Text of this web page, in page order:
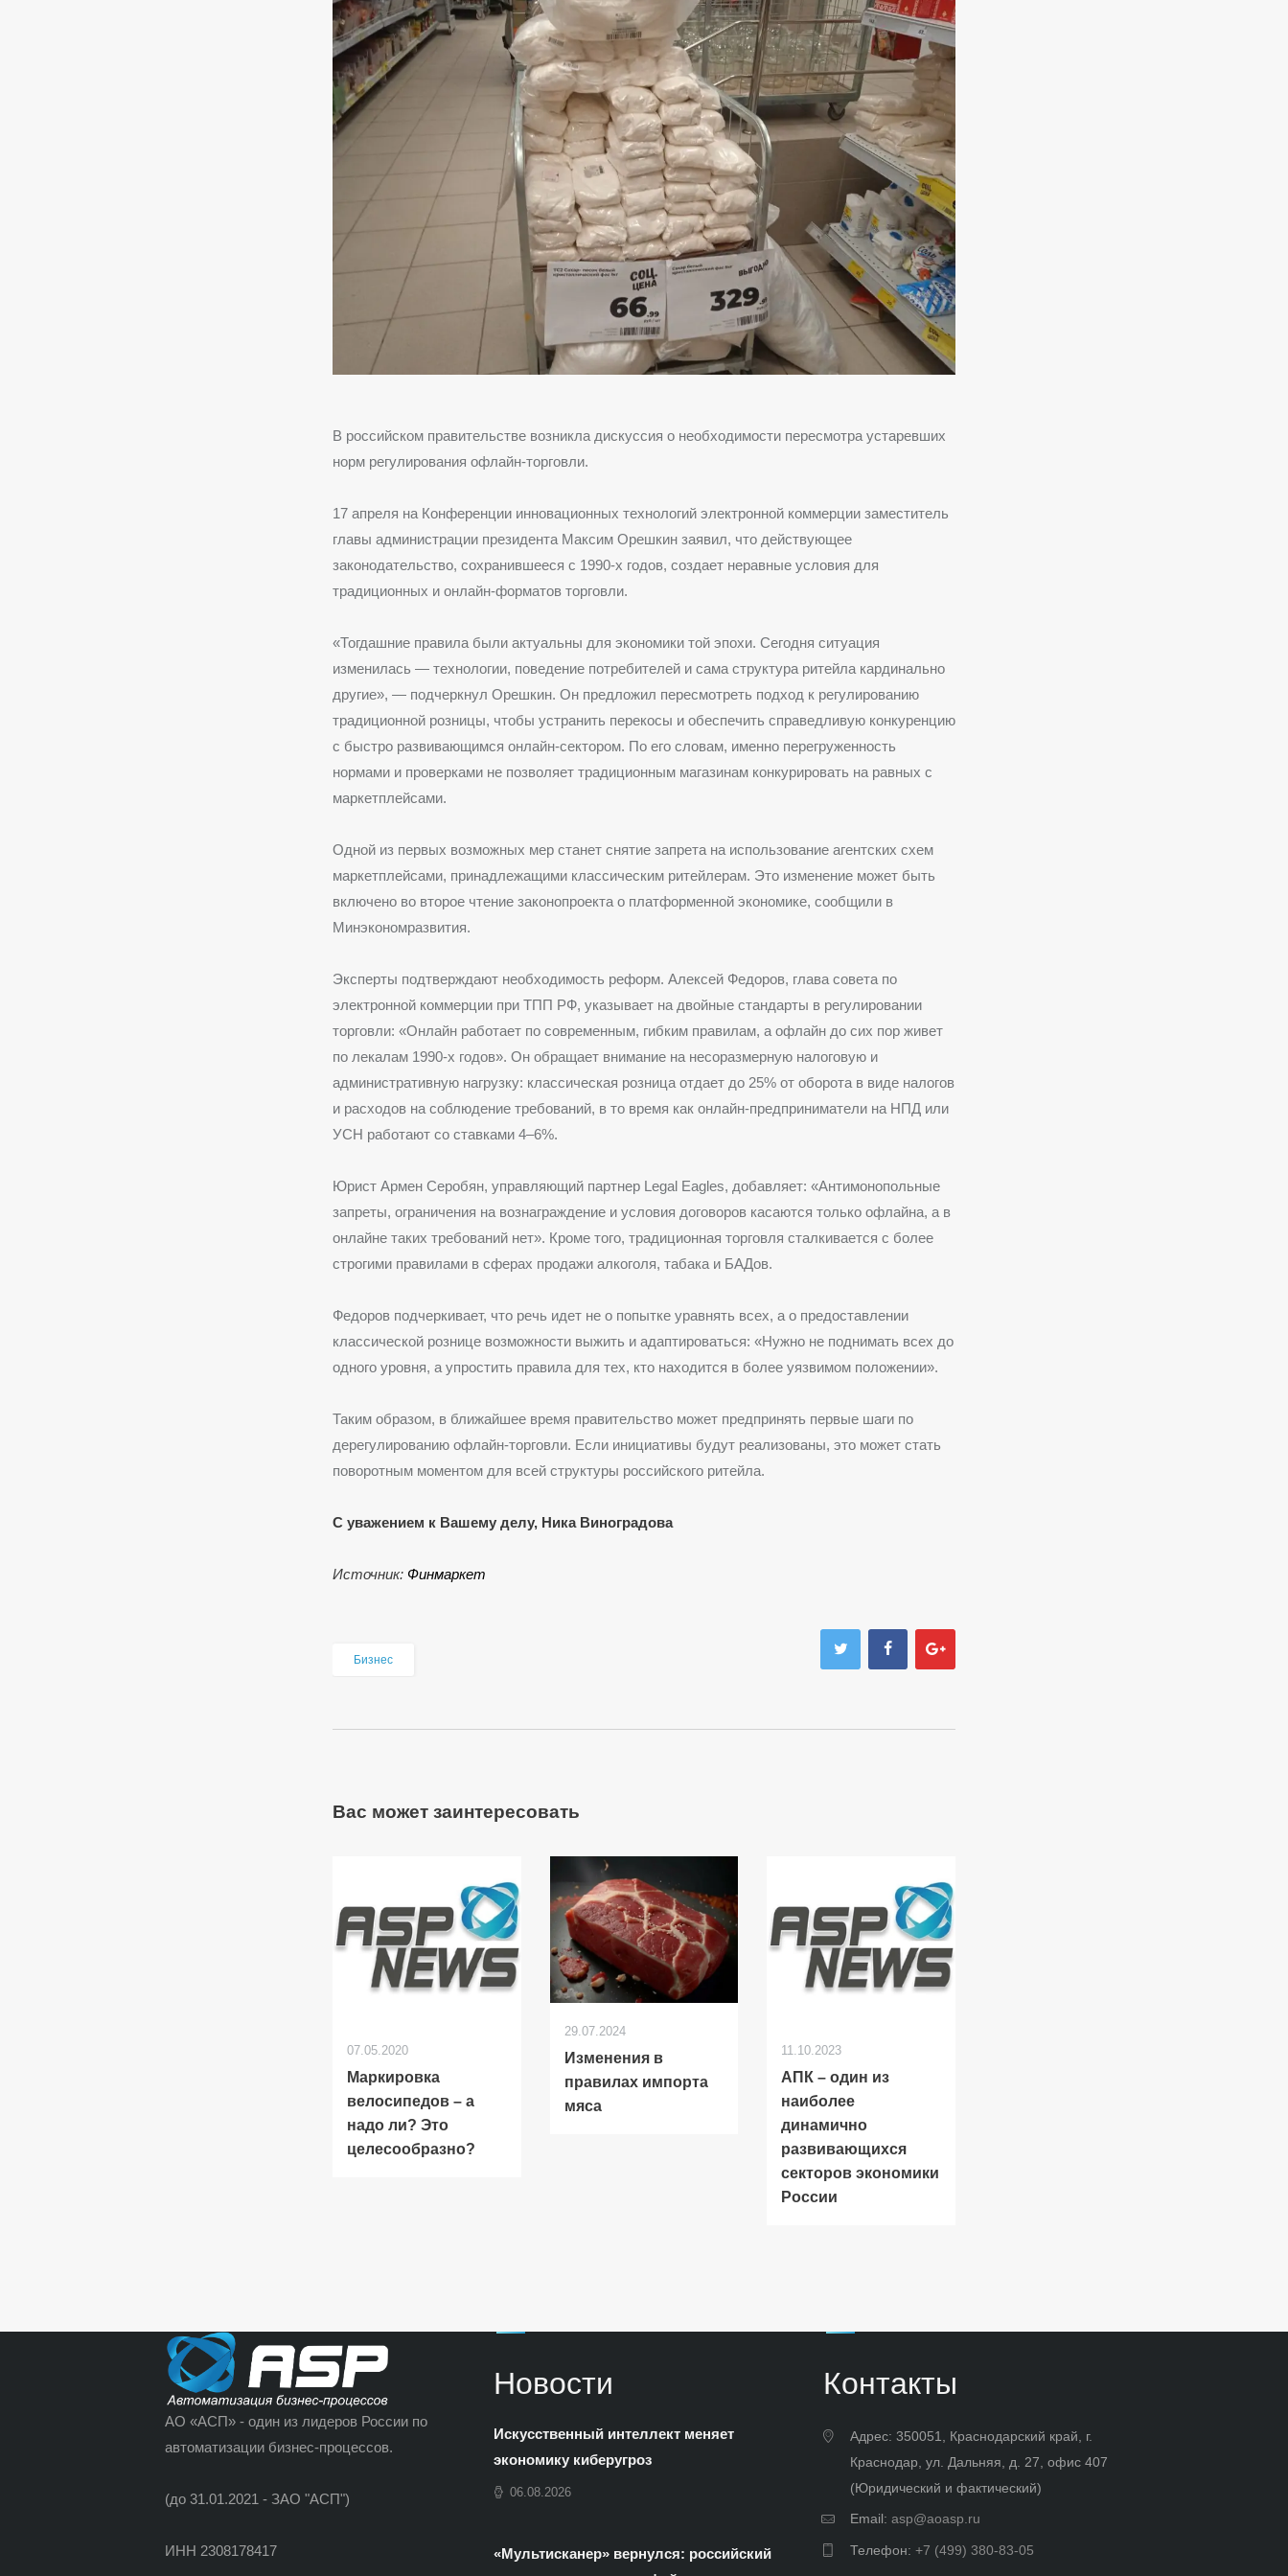
В российском правительстве возникла дискуссия о необходимости пересмотра устаревших
норм регулирования офлайн-торговли.
17 апреля на Конференции инновационных технологий электронной коммерции заместитель
главы администрации президента Максим Орешкин заявил, что действующее
законодательство, сохранившееся с 1990-х годов, создает неравные условия для
традиционных и онлайн-форматов торговли.
«Тогдашние правила были актуальны для экономики той эпохи. Сегодня ситуация
изменилась — технологии, поведение потребителей и сама структура ритейла кардинально
другие», — подчеркнул Орешкин. Он предложил пересмотреть подход к регулированию
традиционной розницы, чтобы устранить перекосы и обеспечить справедливую конкуренцию
с быстро развивающимся онлайн-сектором. По его словам, именно перегруженность
нормами и проверками не позволяет традиционным магазинам конкурировать на равных с
маркетплейсами.
Одной из первых возможных мер станет снятие запрета на использование агентских схем
маркетплейсами, принадлежащими классическим ритейлерам. Это изменение может быть
включено во второе чтение законопроекта о платформенной экономике, сообщили в
Минэкономразвития.
Эксперты подтверждают необходимость реформ. Алексей Федоров, глава совета по
электронной коммерции при ТПП РФ, указывает на двойные стандарты в регулировании
торговли: «Онлайн работает по современным, гибким правилам, а офлайн до сих пор живет
по лекалам 1990-х годов». Он обращает внимание на несоразмерную налоговую и
административную нагрузку: классическая розница отдает до 25% от оборота в виде налогов
и расходов на соблюдение требований, в то время как онлайн-предприниматели на НПД или
УСН работают со ставками 4–6%.
Юрист Армен Серобян, управляющий партнер Legal Eagles, добавляет: «Антимонопольные
запреты, ограничения на вознаграждение и условия договоров касаются только офлайна, а в
онлайне таких требований нет». Кроме того, традиционная торговля сталкивается с более
строгими правилами в сферах продажи алкоголя, табака и БАДов.
Федоров подчеркивает, что речь идет не о попытке уравнять всех, а о предоставлении
классической рознице возможности выжить и адаптироваться: «Нужно не поднимать всех до
одного уровня, а упростить правила для тех, кто находится в более уязвимом положении».
Таким образом, в ближайшее время правительство может предпринять первые шаги по
дерегулированию офлайн-торговли. Если инициативы будут реализованы, это может стать
поворотным моментом для всей структуры российского ритейла.
С уважением к Вашему делу, Ника Виноградова
Источник: Финмаркет
Бизнес
Вас может заинтересовать
07.05.2020
Маркировка
велосипедов – а
надо ли? Это
целесообразно?
29.07.2024
Изменения в
правилах импорта
мяса
11.10.2023
АПК – один из
наиболее
динамично
развивающихся
секторов экономики
России
АО «АСП» - один из лидеров России по
автоматизации бизнес-процессов.
(до 31.01.2021 - ЗАО "АСП")
ИНН 2308178417
Новости
Искусственный интеллект меняет
экономику киберугроз
06.08.2026
«Мультисканер» вернулся: российский
Контакты
Адрес: 350051, Краснодарский край, г.
Краснодар, ул. Дальняя, д. 27, офис 407
(Юридический и фактический)
Email: asp@aoasp.ru
Телефон: +7 (499) 380-83-05